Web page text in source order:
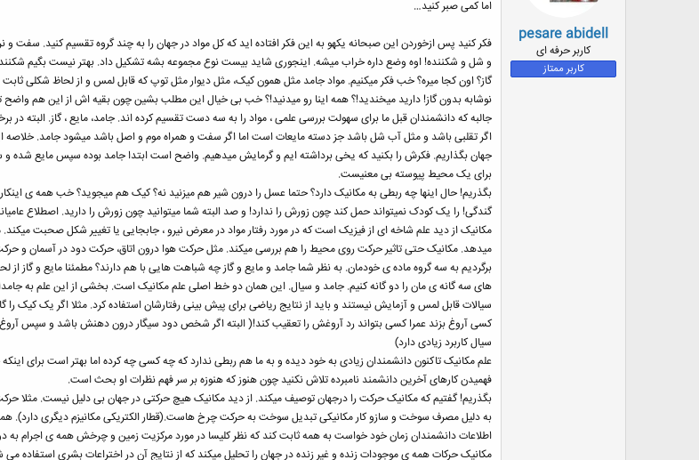
pesare abidell
کاربر حرفه ای
کاربر ممتاز
اما کمی صبر کنید…
فکر کنید پس ازخوردن این صبحانه یکهو به این فکر افتاده اید که کل مواد در جهان را به چند گروه تقسیم کنید.
و شل و شکننده! اوه وضع داره خراب میشه. اینجوری شاید بیست نوع مجموعه بشه تشکیل داد. بهتر نیست بگیم
گاز؟ اون کجا میره؟ خب فکر میکنیم. مواد جامد مثل همون کیک، مثل دیوار مثل توپ که قابل لمس و از لحاظ
نوشابه بدون گاز! دارید میخندید!؟ همه اینا رو میدنید!؟ خب بی خیال این مطلب بشین چون بقیه اش از این هم واضح
جالبه که دانشمندان قبل ما برای سهولت بررسی علمی ، مواد را به سه دست تقسیم کرده اند. جامد، مایع ، گاز.
اگر تقلبی باشد و مثل آب شل باشد جز دسته مایعات است اما اگر سفت و همراه موم و اصل باشد میشود جامد. خلاصه
جهان بگذاریم. فکرش را بکنید که یخی برداشته ایم و گرمایش میدهیم. واضح است ابتدا جامد بوده سپس مایع شده
برای یک محیط پیوسته بی معنیست.
بگذریم! حال اینها چه ربطی به مکانیک دارد؟ حتما عسل را درون شیر هم میزنید نه؟ کیک هم میجوید؟ خب همه ی
گندگی! را یک کودک نمیتواند حمل کند چون زورش را ندارد! و صد البته شما میتوانید چون زورش را دارید. اصطلاع
مکانیک از دید علم شاخه ای از فیزیک است که در مورد رفتار مواد در معرض نیرو ، جابجایی یا تغییر شکل صحبت
میدهد. مکانیک حتی تاثیر حرکت روی محیط را هم بررسی میکند. مثل حرکت هوا درون اتاق، حرکت دود در آسمان و
برگردیم به سه گروه ماده ی خودمان. به نظر شما جامد و مایع و گاز چه شباهت هایی با هم دارند؟ مطمئنا مایع و
های سه گانه ی مان را دو گانه کنیم. جامد و سیال. این همان دو خط اصلی علم مکانیک است. بخشی از این علم به
سیالات قابل لمس و آزمایش نیستند و باید از نتایج ریاضی برای پیش بینی رفتارشان استفاده کرد. مثلا اگر یک کیک
کسی آروغ بزند عمرا کسی بتواند رد آروغش را تعقیب کند!( البته اگر شخص دود سیگار درون دهنش باشد و سپس
سیال کاربرد زیادی دارد)
علم مکانیک تاکنون دانشمندان زیادی به خود دیده و به ما هم ربطی ندارد که چه کسی چه کرده اما بهتر است برای اینکه
فهمیدن کارهای آخرین دانشمند نامبرده تلاش نکنید چون هنوز که هنوزه بر سر فهم نظرات او بحث است.
بگذریم! گفتیم که مکانیک حرکت را درجهان توصیف میکند. از دید مکانیک هیچ حرکتی در جهان بی دلیل نیست. مثلا
به دلیل مصرف سوخت و سازو کار مکانیکی تبدیل سوخت به حرکت چرخ هاست.(قطار الکتریکی مکانیزم دیگری دارد).
اطلاعات دانشمندان زمان خود خواست به همه ثابت کند که نظر کلیسا در مورد مرکزیت زمین و چرخش همه ی اجرام به
مکانیک حرکات همه ی موجودات زنده و غیر زنده در جهان را تحلیل میکند که از نتایج آن در اختراعات بشری استفاده